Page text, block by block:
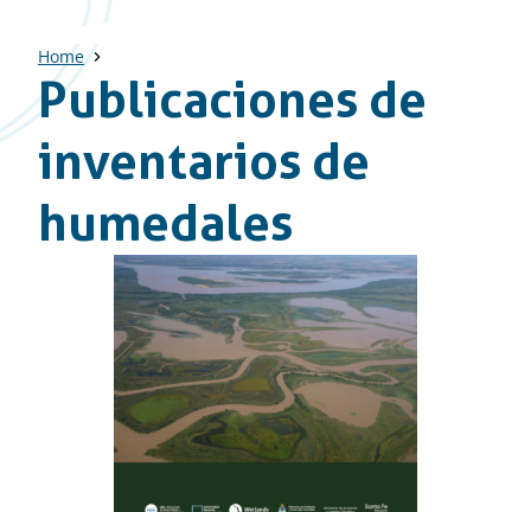
Home
Publicaciones de
inventarios de
humedales
Descargas